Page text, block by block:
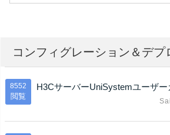
コンフィグレーション＆デプ
8552
閲覧
H3CサーバーUniSystemユーザー
Sai